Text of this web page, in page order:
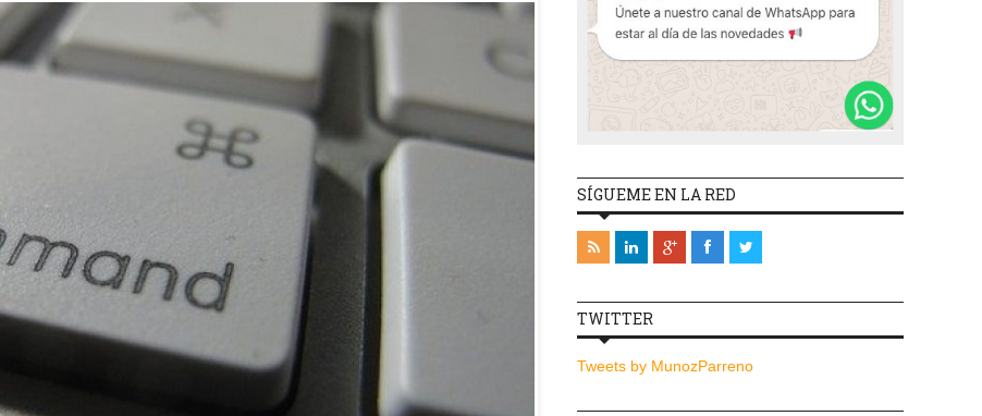
SÍGUEME EN LA RED
TWITTER
Tweets by MunozParreno